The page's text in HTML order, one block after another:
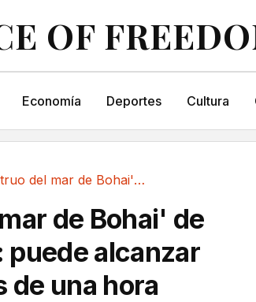
OF
Economía Deportes Cultura
El 'monstruo del mar de Bohai' de China...
de Bohai' de
puede alcanzar
de una hora